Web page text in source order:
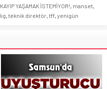
KAYIP YAŞAMAK İSTEMİYOR!, manset,
, teknik direktör, tff, yenigün